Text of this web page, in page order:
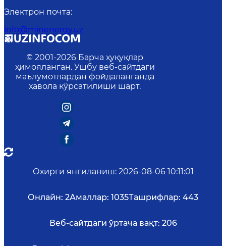
Электрон почта:
info@minenergy.uz
© 2001-2026 Барча ҳуқуқлар
ҳимояланган. Ушбу веб-сайтдаги
маълумотлардан фойдаланганда
ҳавола кўрсатилиши шарт.
Охирги янгиланиш: 2026-08-06 10:11:01
Онлайн: 2Амаллар: 1035Ташрифлар: 443
Веб-сайтдаги ўртача вақт: 206